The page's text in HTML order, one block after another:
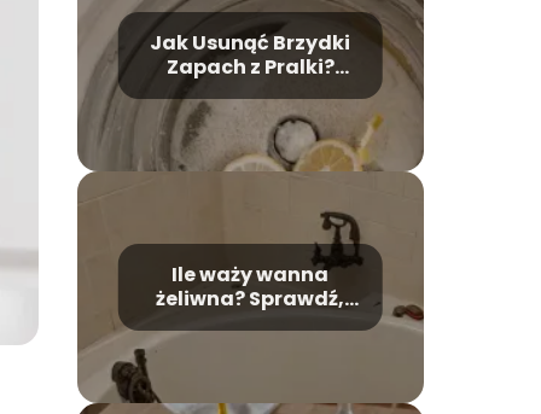
Jak Usunąć Brzydki
Zapach z Pralki?
Skuteczne Domowe
Metody
Ile waży wanna
żeliwna? Sprawdź,